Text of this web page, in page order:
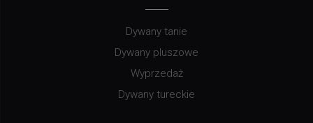
Dywany tanie
Dywany pluszowe
Wyprzedaż
Dywany tureckie